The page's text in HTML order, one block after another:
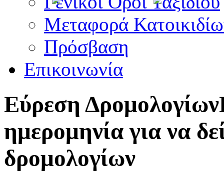
Μεταφορά
Πρόσβαση
Επικοινωνία
Εύρεση Δρομολογίων
ημερομηνία για να
δρομολογίων